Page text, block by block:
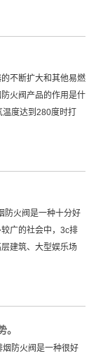
不断扩大和其他易燃
火阀产品的作用是什
温度达到280度时打
防火阀是一种十分好
广的社会中，3c排
建筑、大型娱乐场
防火阀是一种很好